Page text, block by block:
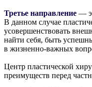
Третье направление —
В данном случае
усовершенствовать
найти себя, быть
в жизненно-важных
Центр пластической
преимуществ перед